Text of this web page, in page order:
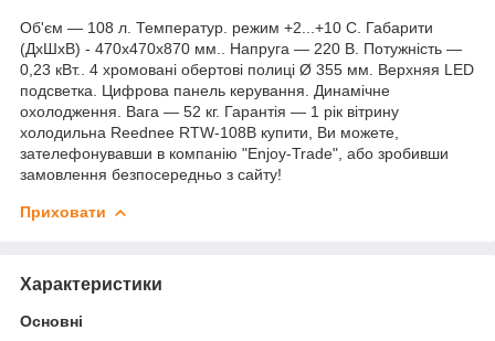
Об'єм — 108 л. Температур. режим +2...+10 С. Габарити
(ДхШхВ) - 470х470х870 мм.. Напруга — 220 В. Потужність —
0,23 кВт.. 4 хромовані обертові полиці Ø 355 мм. Верхняя LED
подсветка. Цифрова панель керування. Динамічне
охолодження. Вага — 52 кг. Гарантія — 1 рік вітрину
холодильна Reednee RTW-108B купити, Ви можете,
зателефонувавши в компанію "Enjoy-Trade", або зробивши
замовлення безпосередньо з сайту!
Приховати
Характеристики
Основні